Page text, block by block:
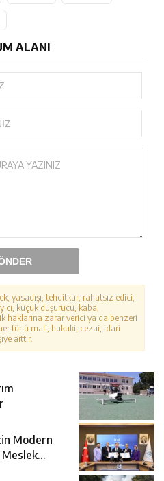
ALANI
yasadışı, tehditkar, rahatsız edici,
küçük düşürücü, kaba,
haklarına zarar verici ya da benzeri
türlü mali, hukuki, cezai, idari
aittir.
Modern